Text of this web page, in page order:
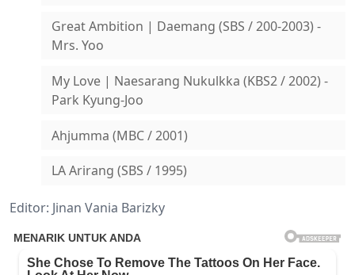
Great Ambition | Daemang (SBS / 200-2003) -
Mrs. Yoo
My Love | Naesarang Nukulkka (KBS2 / 2002) -
Park Kyung-Joo
Ahjumma (MBC / 2001)
LA Arirang (SBS / 1995)
Editor: Jinan Vania Barizky